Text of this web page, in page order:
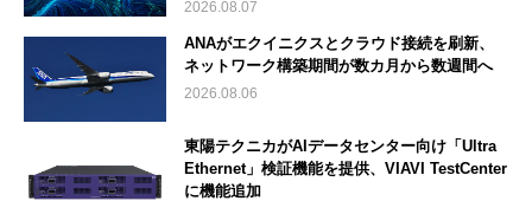
2026.08.07
ANAがエクイニクスとクラウド接続を刷新、
ネットワーク構築期間が数カ月から数週間へ
2026.08.06
東陽テクニカがAIデータセンター向け「Ultra
Ethernet」検証機能を提供、VIAVI TestCenter
に機能追加